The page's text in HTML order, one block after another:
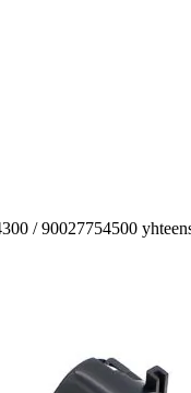
/ 90027754500